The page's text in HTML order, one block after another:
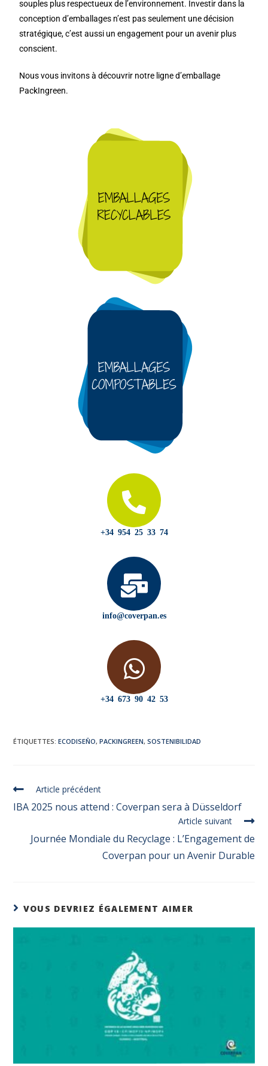
souples plus respectueux de l’environnement. Investir dans la
conception d’emballages n’est pas seulement une décision
stratégique, c’est aussi un engagement pour un avenir plus
conscient.
Nous vous invitons à découvrir notre ligne d’emballage
PackIngreen.
+34 954 25 33 74
info@coverpan.es
+34 673 90 42 53
ÉTIQUETTES:ECODISEÑO, PACKINGREEN, SOSTENIBILIDAD
Article précédent
IBA 2025 nous attend : Coverpan sera à Düsseldorf
Article suivant
Journée Mondiale du Recyclage : L’Engagement de
Coverpan pour un Avenir Durable
VOUS DEVRIEZ ÉGALEMENT AIMER